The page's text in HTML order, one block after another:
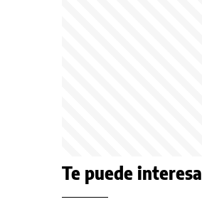
Te puede